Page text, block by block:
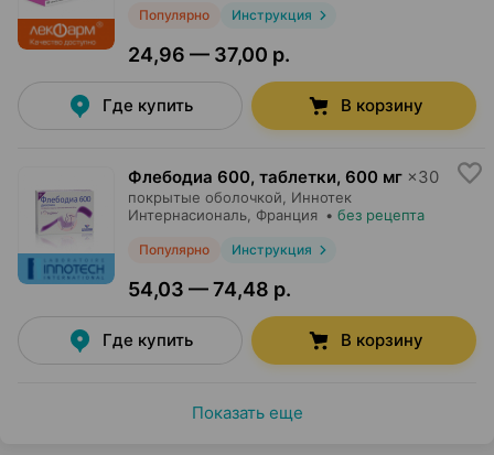
Популярно Инструкция
24,96 — 37,00 р.
Где купить В корзину
Флебодиа 600, таблетки, 600 мг ×30
покрытые оболочкой,
Иннотек
Интернасиональ , Франция • без рецепта
Популярно Инструкция
54,03 — 74,48 р.
Где купить В корзину
Показать еще